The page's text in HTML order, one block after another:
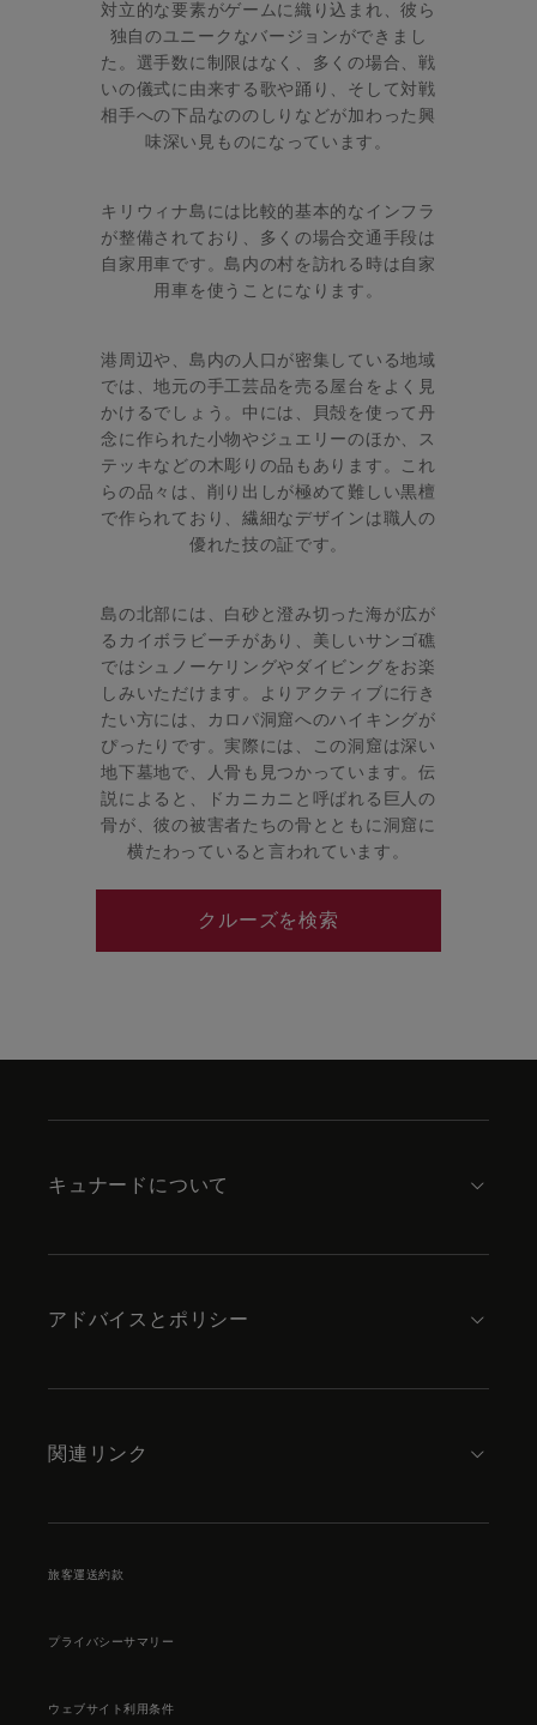
対立的な要素がゲームに織り込まれ、彼ら
独自のユニークなバージョンができまし
た。選手数に制限はなく、多くの場合、戦
いの儀式に由来する歌や踊り、そして対戦
相手への下品なののしりなどが加わった興
味深い見ものになっています。
キリウィナ島には比較的基本的なインフラ
が整備されており、多くの場合交通手段は
自家用車です。島内の村を訪れる時は自家
用車を使うことになります。
港周辺や、島内の人口が密集している地域
では、地元の手工芸品を売る屋台をよく見
かけるでしょう。中には、貝殻を使って丹
念に作られた小物やジュエリーのほか、ス
テッキなどの木彫りの品もあります。これ
らの品々は、削り出しが極めて難しい黒檀
で作られており、繊細なデザインは職人の
優れた技の証です。
島の北部には、白砂と澄み切った海が広が
るカイボラビーチがあり、美しいサンゴ礁
ではシュノーケリングやダイビングをお楽
しみいただけます。よりアクティブに行き
たい方には、カロパ洞窟へのハイキングが
ぴったりです。実際には、この洞窟は深い
地下墓地で、人骨も見つかっています。伝
説によると、ドカニカニと呼ばれる巨人の
骨が、彼の被害者たちの骨とともに洞窟に
横たわっていると言われています。
クルーズを検索
キュナードについて
アドバイスとポリシー
関連リンク
旅客運送約款
プライバシーサマリー
ウェブサイト利用条件